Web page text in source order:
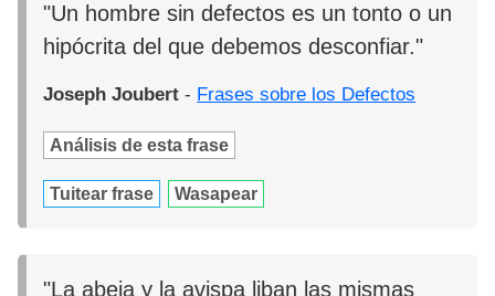
"Un hombre sin defectos es un tonto o un
hipócrita del que debemos desconfiar."
Joseph Joubert - Frases sobre los Defectos
Análisis de esta frase
Tuitear frase Wasapear
"La abeja y la avispa liban las mismas